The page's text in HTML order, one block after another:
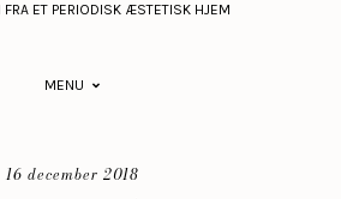
ET PERIODISK ÆSTETISK HJEM
MENU
16 december 2018